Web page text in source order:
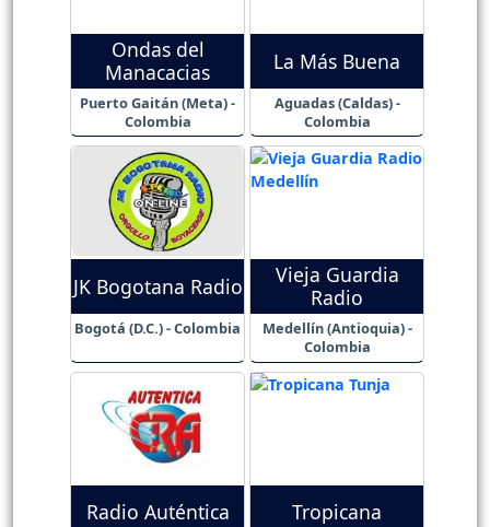
Ondas del
Manacacias
Puerto Gaitán (Meta) -
Colombia
La Más Buena
Aguadas (Caldas) -
Colombia
JK Bogotana Radio
Bogotá (D.C.) - Colombia
Vieja Guardia
Radio
Medellín (Antioquia) -
Colombia
Radio Auténtica Tropicana